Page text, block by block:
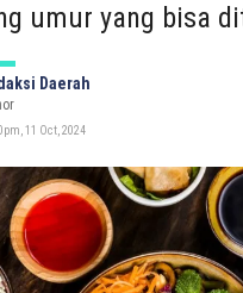
umur yang bisa
Daerah
11 Oct, 2024